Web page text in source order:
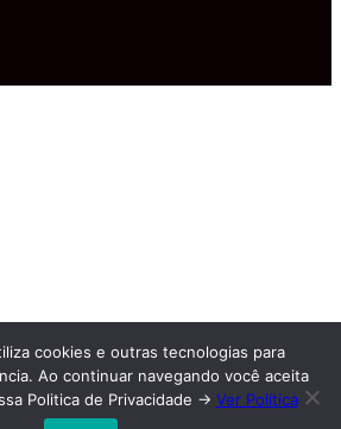
cookies e outras tecnologias para
Ao continuar navegando você aceita
Politica de Privacidade -> Ver Política